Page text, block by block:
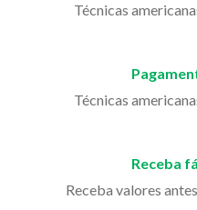
Técnicas
Técnicas
Receba
Receba valores